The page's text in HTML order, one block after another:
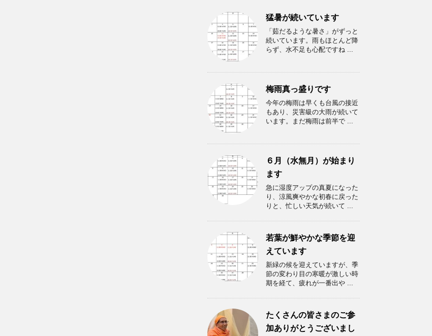
猛暑が続いています
「茹だるような暑さ」がずっと
続いています。雨もほとんど降
らず、水不足も心配ですね ...
梅雨真っ盛りです
今年の梅雨は早くも台風の接近
もあり、災害級の大雨が続いて
います。まだ梅雨は前半で ...
６月（水無月）が始まり
ます
急に湿度アップの真夏になった
り、涼風爽やかな初春に戻った
りと、忙しい天気が続いて ...
若葉が鮮やかな季節を迎
えています
新緑の候を迎えていますが、季
節の変わり目の寒暖が激しい時
期を経て、疲れが一番出や ...
たくさんの皆さまのご参
加ありがとうございまし